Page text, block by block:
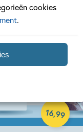
cookies
.
16,99
Hardcover